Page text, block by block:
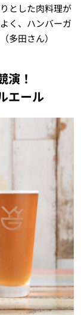
とした肉料理が
く、ハンバーガ
多田さん）
演！
エール